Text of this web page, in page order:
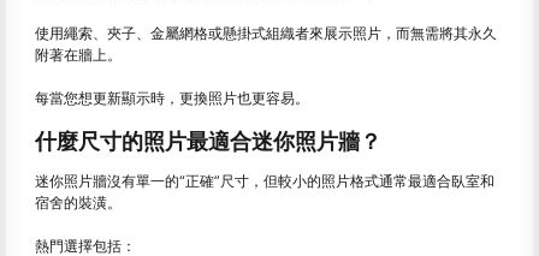
使用繩索、夾子、金屬網格或懸掛式組織者來展示照片，而無需將其永久
附著在牆上。
每當您想更新顯示時，更換照片也更容易。
什麼尺寸的照片最適合迷你照片牆？
迷你照片牆沒有單一的“正確”尺寸，但較小的照片格式通常最適合臥室和
宿舍的裝潢。
熱門選擇包括：